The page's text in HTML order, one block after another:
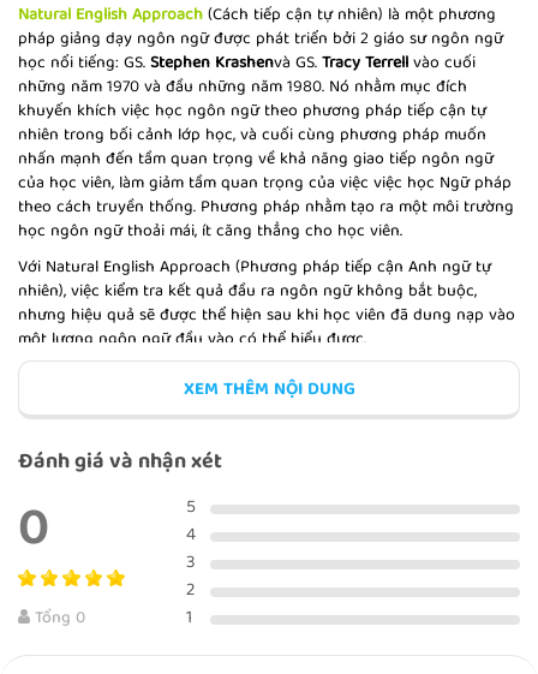
THE OLD CARPENTER
THE INVENTION OF PENICILLIN
A HERO
BÀI KIỂM TRA TỔNG KẾT
Natural English Approach(Cách tiếp cận tự nhiên) là một phương
pháp giảng dạy ngôn ngữ được phát triển bởi 2 giáo sư ngôn ngữ
học nổi tiếng: GS.Stephen Krashenvà GS.Tracy Terrellvào cuối
những năm 1970 và đầu những năm 1980. Nó nhằm mục đích
khuyến khích việc học ngôn ngữ theo phương pháp tiếp cận tự
nhiên trong bối cảnh lớp học, và cuối cùng phương pháp muốn
nhấn mạnh đến tầm quan trọng về khả năng giao tiếp ngôn ngữ
của học viên, làm giảm tầm quan trọng của việc việc học Ngữ pháp
theo cách truyền thống. Phương pháp nhằm tạo ra một môi trường
học ngôn ngữ thoải mái, ít căng thẳng cho học viên.
Với Natural English Approach (Phương pháp tiếp cận Anh ngữ tự
nhiên), việc kiểm tra kết quả đầu ra ngôn ngữ không bắt buộc,
nhưng hiệu quả sẽ được thể hiện sau khi học viên đã dung nạp vào
một lượng ngôn ngữ đầu vào có thể hiểu được.
Natural Approach (Cách tiếp cận tự nhiên) đã trở nên gắn liền với
mô hình theo dõi của GS. Krashen, và nó thường được xem như là
một ứng dụng nền tảng của lý thuyết để giảng dạy ngôn ngữ nổi
tiếng trên thế giới.
đã và đang thành công với phương pháp này. Họ có thể nói tiếng
anh một cách lưu loát, dễ dàng và tự động. Quan trọng hơn, các
sinh viên cảm thấy tự tin, mạnh dạn khi nói tiếng anh sau một thời
gian tiếp cận Natural English.
Để tìm hiểu nhiều hơn về phương pháp này các bạn có thể xem tại
XEM THÊM NỘI DUNG
Đánh giá và nhận xét
0
Tổng 0
5
4
3
2
1